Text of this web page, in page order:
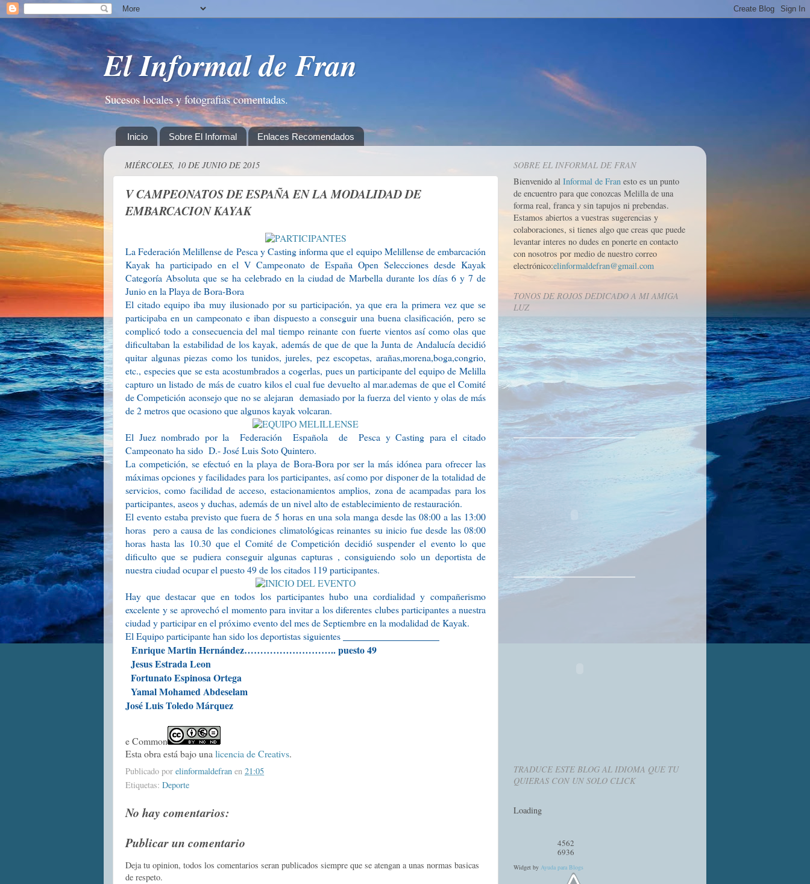
El Informal de Fran
Sucesos locales y fotografias comentadas.
Inicio Sobre El Informal Enlaces Recomendados
MIÉRCOLES, 10 DE JUNIO DE 2015
V CAMPEONATOS DE ESPAÑA EN LA MODALIDAD DE
EMBARCACION KAYAK
La Federación Melillense de Pesca y Casting informa que el equipo Melillense de embarcación
Kayak ha participado en el V Campeonato de España Open Selecciones desde Kayak
Categoría Absoluta que se ha celebrado en la ciudad de Marbella durante los días 6 y 7 de
Junio en la Playa de Bora-Bora
El citado equipo iba muy ilusionado por su participación, ya que era la primera vez que se
participaba en un campeonato e iban dispuesto a conseguir una buena clasificación, pero se
complicó todo a consecuencia del mal tiempo reinante con fuerte vientos así como olas que
dificultaban la estabilidad de los kayak, además de que de que la Junta de Andalucía decidió
quitar algunas piezas como los tunidos, jureles, pez escopetas, arañas,morena,boga,congrio,
etc., especies que se esta acostumbrados a cogerlas, pues un participante del equipo de Melilla
capturo un listado de más de cuatro kilos el cual fue devuelto al mar.ademas de que el Comité
de Competición aconsejo que no se alejaran demasiado por la fuerza del viento y olas de más
de 2 metros que ocasiono que algunos kayak volcaran.
El Juez nombrado por la Federación Española de
Pesca y Casting para el citado
Campeonato ha sido D.- José Luis Soto Quintero.
La competición, se efectuó en la playa de Bora-Bora por ser la más idónea para ofrecer las
máximas opciones y facilidades para los participantes, así como por disponer de la totalidad de
servicios, como facilidad de acceso, estacionamientos amplios, zona de acampadas para los
participantes, aseos y duchas, además de un nivel alto de establecimiento de restauración.
El evento estaba previsto que fuera de 5 horas en una sola manga desde las 08:00 a las 13:00
horas pero a causa de las condiciones climatológicas reinantes su inicio fue desde las 08:00
horas hasta las 10.30 que el Comité de Competición decidió suspender el evento lo que
dificulto que se pudiera conseguir algunas capturas , consiguiendo solo un deportista de
nuestra ciudad ocupar el puesto 49 de los citados 119 participantes.
Hay que destacar que en todos los participantes hubo una cordialidad y compañerismo
excelente y se aprovechó el momento para invitar a los diferentes clubes participantes a nuestra
ciudad y participar en el próximo evento del mes de Septiembre en la modalidad de Kayak.
El Equipo participante han sido los deportistas siguientes
Enrique Martin Hernández……………………….. puesto 49
Jesus Estrada Leon
Fortunato Espinosa Ortega
Yamal Mohamed Abdeselam
José Luis Toledo Márquez
e Common
Esta obra está bajo una licencia de Creativs.
Publicado por elinformaldefran en 21:05
Etiquetas: Deporte
No hay comentarios:
Publicar un comentario
Deja tu opinion, todos los comentarios seran publicados siempre que se atengan a unas normas basicas
de respeto.
SOBRE EL INFORMAL DE FRAN
Bienvenido al Informal de Fran esto es un punto
de encuentro para que conozcas Melilla de una
forma real, franca y sin tapujos ni prebendas.
Estamos abiertos a vuestras sugerencias y
colaboraciones, si tienes algo que creas que puede
levantar interes no dudes en ponerte en contacto
con nosotros por medio de nuestro correo
electrónico:elinformaldefran@gmail.com
TONOS DE ROJOS DEDICADO A MI AMIGA
LUZ
TRADUCE ESTE BLOG AL IDIOMA QUE TU
QUIERAS CON UN SOLO CLICK
Loading
4562
6936
Widget by Ayuda para Blogs